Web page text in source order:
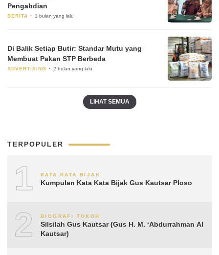
Pengabdian
BERITA 1 bulan yang lalu
Di Balik Setiap Butir: Standar Mutu yang
Membuat Pakan STP Berbeda
ADVERTISING 2 bulan yang lalu
LIHAT SEMUA
TERPOPULER
1 KATA KATA BIJAK
Kumpulan Kata Kata Bijak Gus Kautsar Ploso
2 BIOGRAFI TOKOH
Silsilah Gus Kautsar (Gus H. M. ‘Abdurrahman Al
Kautsar)